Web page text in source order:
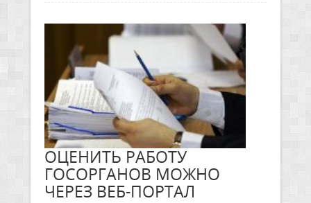
ОЦЕНИТЬ РАБОТУ
ГОСОРГАНОВ МОЖНО
ЧЕРЕЗ ВЕБ-ПОРТАЛ